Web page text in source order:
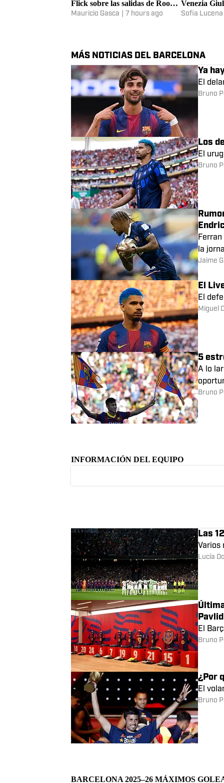
“No fue fácil para mí. Son cosas
naturales en los clubes”: Hansi
Flick sobre las salidas de Roony,
Casadó y Araujo
Mauricio Gasca | 7 hours ago
¿Cómo ver
Barcelona
Venezia
streaming?
Sofia Lucena
MÁS NOTICIAS DEL BARCELONA
Ya
El
Los
El
Bruno
El
El
Miguel
INFORMACIÓN DEL EQUIPO
Las